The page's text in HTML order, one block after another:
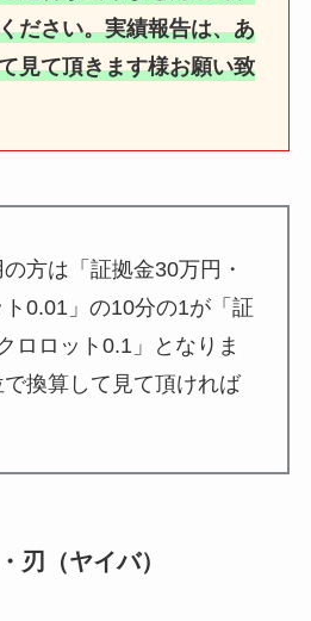
ださい。実績報告は、あ
見て頂きます様お願い致
方は「証拠金30万円・
0.01」の10分の1が「証
ロロット0.1」となりま
換算して見て頂ければ
刃（ヤイバ）